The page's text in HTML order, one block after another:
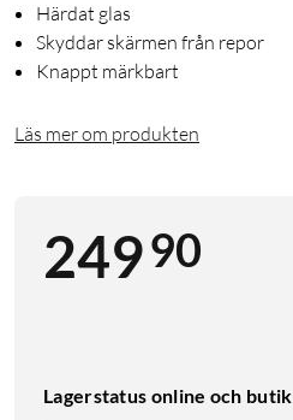
Härdat glas
Skyddar skärmen från repor
Knappt märkbart
Läs mer om produkten
24990
Lagerstatus online och butik